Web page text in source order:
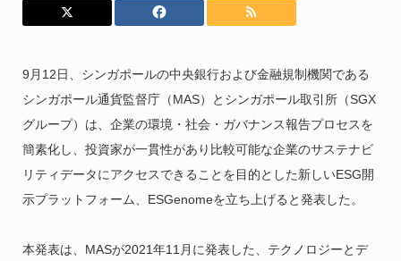
9月12日、シンガポールの中央銀行および金融規制機関である
シンガポール通貨監督庁（MAS）とシンガポール取引所（SGX
グループ）は、企業の環境・社会・ガバナンス報告プロセスを
簡素化し、投資家が一貫性があり比較可能な企業のサステナビ
リティデータにアクセスできることを目的とした新しいESG開
示プラットフォーム、ESGenomeを立ち上げると発表した。
本発表は、MASが2021年11月に発表した、テクノロジーとデ